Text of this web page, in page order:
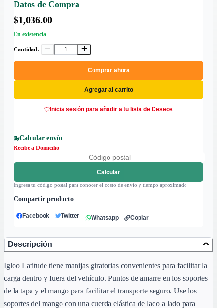
Datos de Compra
$1,036.00
En existencia
Cantidad:
Comprar ahora
Agregar al carrito
Inicia sesión para añadir a tu lista de Deseos
Calcular envío
Recibe a Domicilio
Calcular
Ingresa tu código postal para conocer el costo de envío y tiempo aproximado
Compartir producto
Facebook Twitter Whatsapp Copiar
Descripción
Igloo Latitude tiene manijas giratorias convenientes para facilitar la
carga dentro y fuera del vehículo. Puntos de amarre en los soportes
de la tapa y el mango para facilitar el transporte seguro. Use los
soportes del mango con una cuerda elástica de lado a lado para